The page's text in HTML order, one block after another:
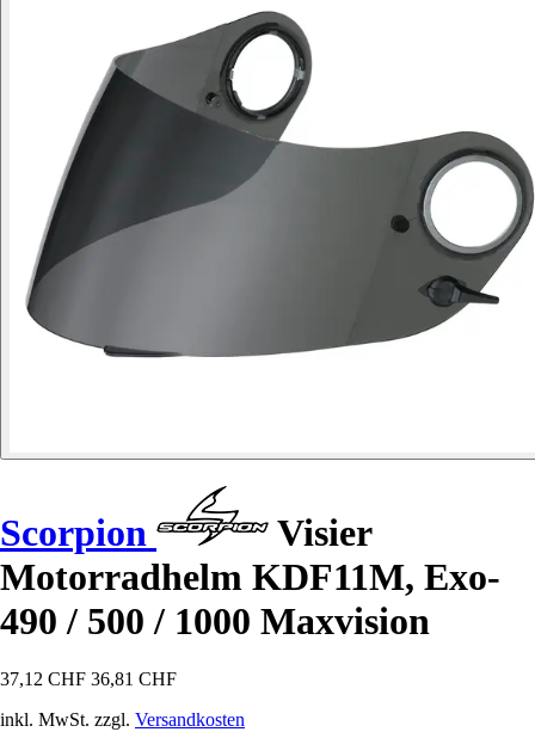
Scorpion
Visier
Motorradhelm KDF11M, Exo-
490 / 500 / 1000 Maxvision
37,12 CHF 36,81 CHF
inkl. MwSt. zzgl. Versandkosten